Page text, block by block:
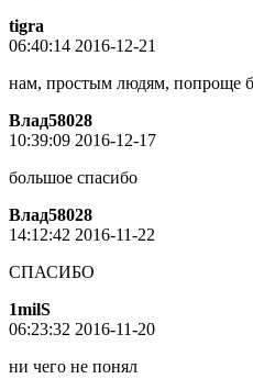
tigra
06:40:14 2016-12-21
нам, простым людям, попроще
Влад58028
10:39:09 2016-12-17
большое спасибо
Влад58028
14:12:42 2016-11-22
СПАСИБО
1milS
06:23:32 2016-11-20
ни чего не понял